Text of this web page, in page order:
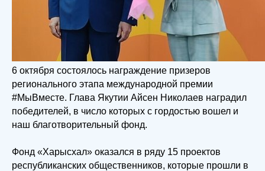
6 октября состоялось награждение призеров
регионального этапа международной премии
#МыВместе. Глава Якутии Айсен Николаев наградил
победителей, в число которых с гордостью вошел и
наш благотворительный фонд.
Фонд «Харысхал» оказался в ряду 15 проектов
республиканских общественников, которые прошли в